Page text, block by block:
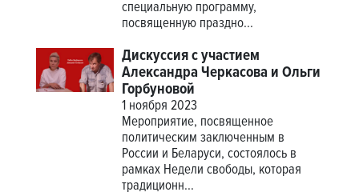
специальную программу,
посвященную праздно...
Дискуссия с участием
Александра Черкасова и Ольги
Горбуновой
1 ноября 2023
Мероприятие, посвященное
политическим заключенным в
России и Беларуси, состоялось в
рамках Недели свободы, которая
традиционн...